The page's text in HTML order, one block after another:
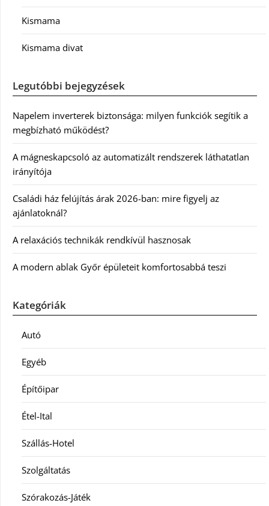
Kismama
Kismama divat
Legutóbbi bejegyzések
Napelem inverterek biztonsága: milyen funkciók segítik a
megbízható működést?
A mágneskapcsoló az automatizált rendszerek láthatatlan
irányítója
Családi ház felújítás árak 2026-ban: mire figyelj az
ajánlatoknál?
A relaxációs technikák rendkívül hasznosak
A modern ablak Győr épületeit komfortosabbá teszi
Kategóriák
Autó
Egyéb
Építőipar
Étel-Ital
Szállás-Hotel
Szolgáltatás
Szórakozás-Játék